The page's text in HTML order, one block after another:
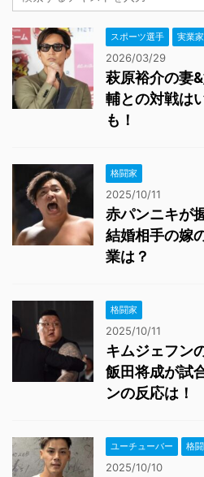
スポーツ選手 実業家
2026/03/29
萩原裕介の妻
輔との対戦は
も！
格闘家
2025/10/11
赤パンニキが
結婚相手の嫁
業は？
格闘家
2025/10/11
キムジェフン
飯田将成が試
ンの反応は！
ユーチューバー 格
2025/10/10